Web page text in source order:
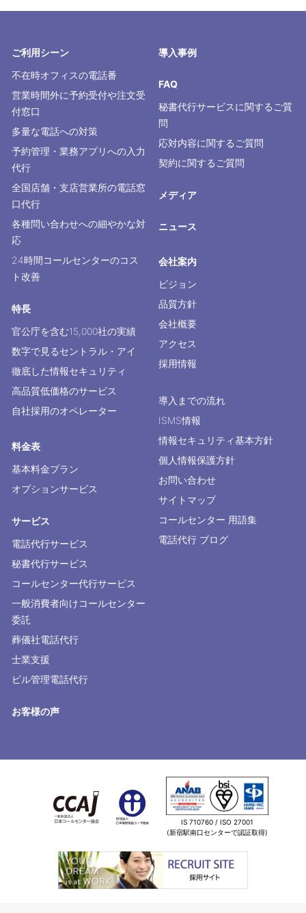
ご利用シーン
不在時オフィスの電話番
営業時間外に予約受付や注文受
付窓口
多量な電話への対策
予約管理・業務アプリへの入力
代行
全国店舗・支店営業所の電話窓
口代行
各種問い合わせへの細やかな対
応
24時間コールセンターのコス
ト改善
特長
官公庁を含む15,000社の実績
数字で見るセントラル・アイ
徹底した情報セキュリティ
高品質低価格のサービス
自社採用のオペレーター
料金表
基本料金プラン
オプションサービス
サービス
電話代行サービス
秘書代行サービス
コールセンター代行サービス
一般消費者向けコールセンター
委託
葬儀社電話代行
士業支援
ビル管理電話代行
お客様の声
導入事例
FAQ
秘書代行サービスに関するご質
問
応対内容に関するご質問
契約に関するご質問
メディア
ニュース
会社案内
ビジョン
品質方針
会社概要
アクセス
採用情報
導入までの流れ
ISMS情報
情報セキュリティ基本方針
個人情報保護方針
お問い合わせ
サイトマップ
コールセンター 用語集
電話代行 ブログ
IS 710760 / ISO 27001
(新宿駅南口センターで認証取得)